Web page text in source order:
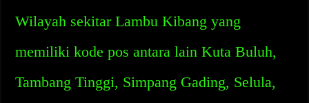
Wilayah sekitar Lambu Kibang yang
memiliki kode pos antara lain Kuta Buluh,
Tambang Tinggi, Simpang Gading, Selula,